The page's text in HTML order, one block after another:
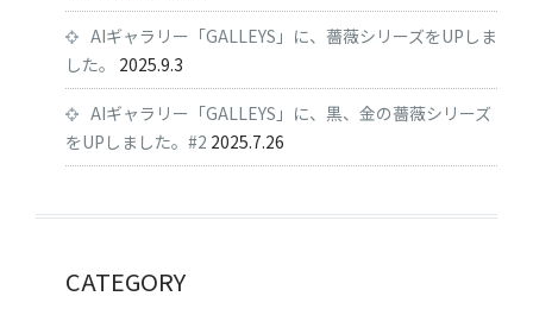
AIギャラリー「GALLEYS」に、薔薇シリーズをUPしま
した。
2025.9.3
AIギャラリー「GALLEYS」に、黒、金の薔薇シリーズ
をUPしました。#2 2025.7.26
CATEGORY